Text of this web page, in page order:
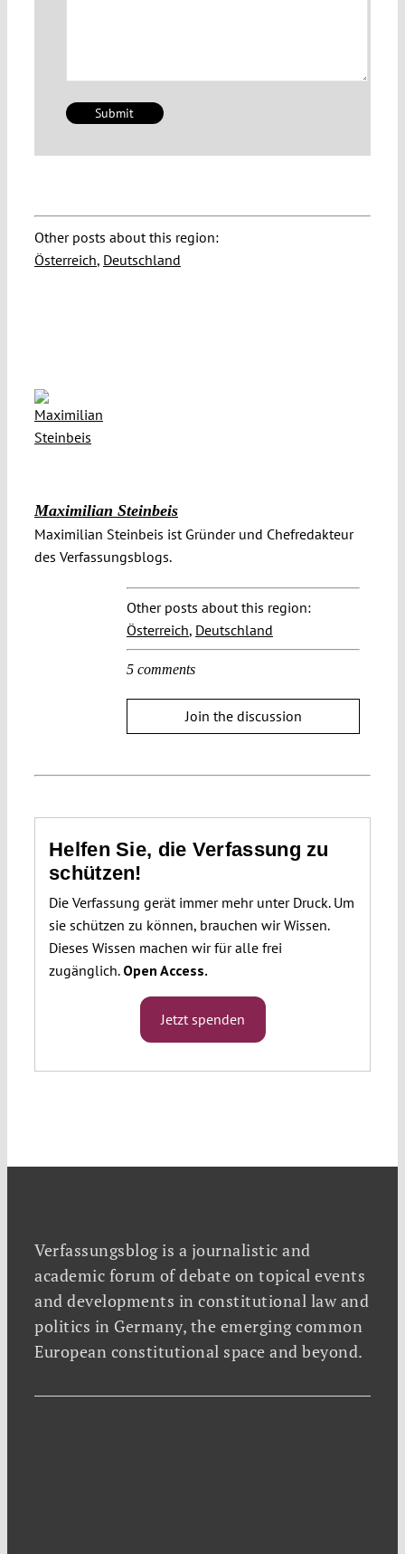
Other posts about this region:
Österreich, Deutschland
Maximilian Steinbeis
Maximilian Steinbeis ist Gründer und Chefredakteur
des Verfassungsblogs.
Other posts about this region:
Österreich, Deutschland
5 comments
Join the discussion
Helfen Sie, die Verfassung zu
schützen!
Die Verfassung gerät immer mehr unter Druck. Um
sie schützen zu können, brauchen wir Wissen.
Dieses Wissen machen wir für alle frei
zugänglich. Open Access.
Jetzt spenden
Verfassungsblog is a journalistic and
academic forum of debate on topical events
and developments in constitutional law and
politics in Germany, the emerging common
European constitutional space and beyond.